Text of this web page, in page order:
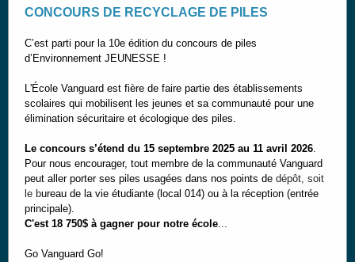
CONCOURS DE RECYCLAGE DE PILES
C’est parti pour la 10e édition du concours de piles
d’Environnement JEUNESSE !
L'École Vanguard est fière de faire partie des établissements
scolaires qui mobilisent les jeunes et sa communauté pour une
élimination sécuritaire et écologique des piles.
Le concours s’étend du 15 septembre 2025 au 11 avril 2026.
Pour nous encourager, tout membre de la communauté Vanguard
peut aller porter ses piles usagées dans nos points de dépôt, soit
le bureau de la vie étudiante (local 014) ou à la réception (entrée
principale).
C'est 18 750$ à gagner pour notre école...
Go Vanguard Go!